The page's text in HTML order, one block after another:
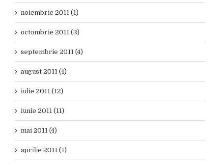
noiembrie 2011 (1)
octombrie 2011 (3)
septembrie 2011 (4)
august 2011 (4)
iulie 2011 (12)
iunie 2011 (11)
mai 2011 (4)
aprilie 2011 (1)